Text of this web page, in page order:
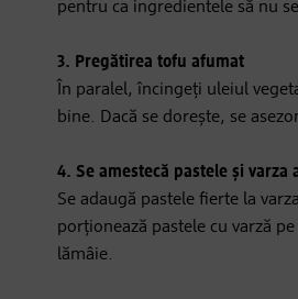
pentru ca ingredientele să nu
3. Pregătirea tofu afumat
În paralel, încingeți uleiul
bine. Dacă se dorește, se
4. Se amestecă pastele și varza
Se adaugă pastele fierte la
porționează pastele cu varză
lămâie.